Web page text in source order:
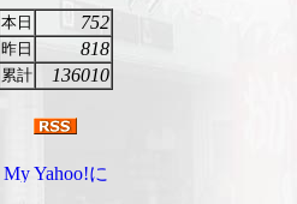
本日 752
昨日 818
累計 136010